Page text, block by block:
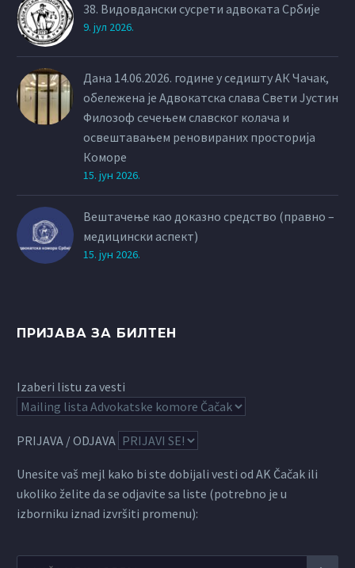
38. Видовдански сусрети адвоката Србије
9. јул 2026.
Дана 14.06.2026. године у седишту АК Чачак,
обележена је Адвокатска слава Свети Јустин
Филозоф сечењем славског колача и
освештавањем реновираних просторија
Коморе
15. јун 2026.
Вештачење као доказно средство (правно –
медицински аспект)
15. јун 2026.
ПРИЈАВА ЗА БИЛТЕН
Izaberi listu za vesti
PRIJAVA / ODJAVA
Unesite vaš mejl kako bi ste dobijali vesti od AK Čačak ili
ukoliko želite da se odjavite sa liste (potrebno je u
izborniku iznad izvršiti promenu):